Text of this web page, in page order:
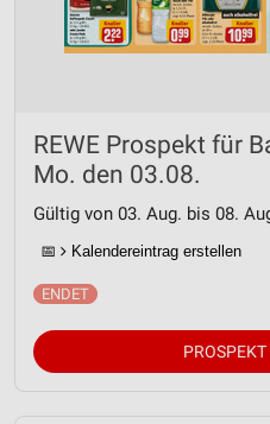
REWE Prospekt für
Mo. den 03.08.
Gültig von 03. Aug. bis 08.
📅 Kalendereintrag erstellen